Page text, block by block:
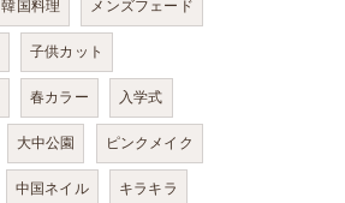
韓国料理 メンズフェード
子供カット
春カラー 入学式
大中公園 ピンクメイク
中国ネイル キラキラ